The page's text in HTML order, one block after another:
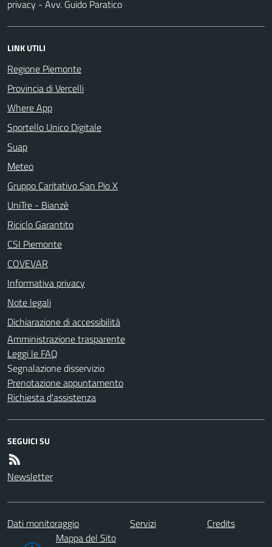
privacy - Avv. Guido Paratico
LINK UTILI
Regione Piemonte
Provincia di Vercelli
Where App
Sportello Unico Digitale
Suap
Meteo
Gruppo Caritativo San Pio X
UniTre - Bianzè
Riciclo Garantito
CSI Piemonte
COVEVAR
Informativa privacy
Note legali
Dichiarazione di accessibilità
Amministrazione trasparente
Leggi le FAQ
Segnalazione disservizio
Prenotazione appuntamento
Richiesta d'assistenza
SEGUICI SU
Newsletter
Dati monitoraggio Servizi
Credits
Mappa del Sito